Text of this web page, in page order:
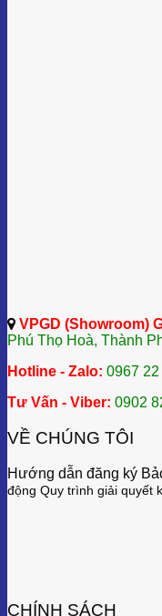
VPGD (Showroom)
Phú Thọ Hoà, Thành
Hotline - Zalo: 0967
Tư Vấn - Viber: 0902
VỀ CHÚNG TÔI
Hướng dẫn đăng ký
động Quy trình giải quyết
CHÍNH SÁCH